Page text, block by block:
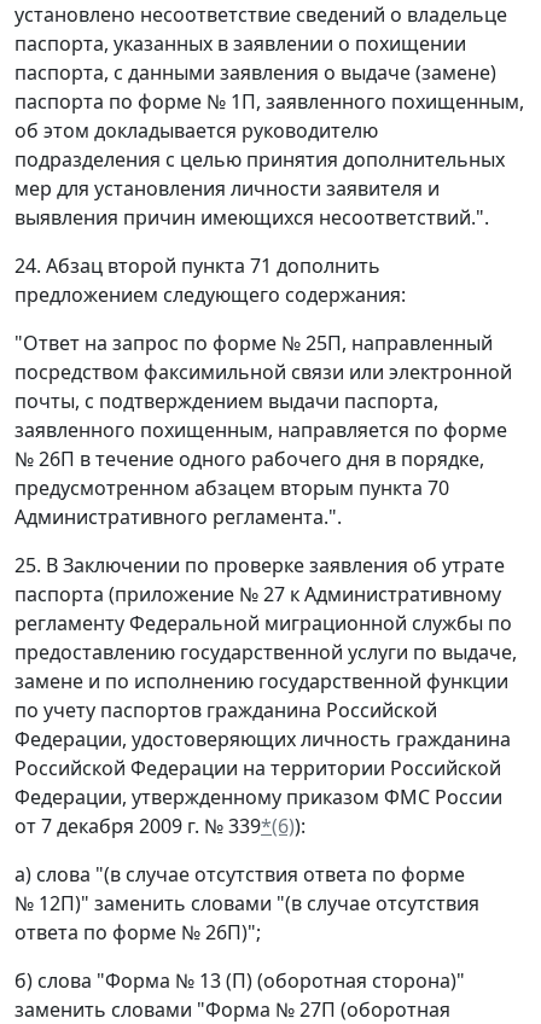
установлено несоответствие сведений о владельце
паспорта, указанных в заявлении о похищении
паспорта, с данными заявления о выдаче (замене)
паспорта по форме № 1П, заявленного похищенным,
об этом докладывается руководителю
подразделения с целью принятия дополнительных
мер для установления личности заявителя и
выявления причин имеющихся несоответствий.".
24. Абзац второй пункта 71 дополнить
предложением следующего содержания:
"Ответ на запрос по форме № 25П, направленный
посредством факсимильной связи или электронной
почты, с подтверждением выдачи паспорта,
заявленного похищенным, направляется по форме
№ 26П в течение одного рабочего дня в порядке,
предусмотренном абзацем вторым пункта 70
Административного регламента.".
25. В Заключении по проверке заявления об утрате
паспорта (приложение № 27 к Административному
регламенту Федеральной миграционной службы по
предоставлению государственной услуги по выдаче,
замене и по исполнению государственной функции
по учету паспортов гражданина Российской
Федерации, удостоверяющих личность гражданина
Российской Федерации на территории Российской
Федерации, утвержденному приказом ФМС России
от 7 декабря 2009 г. № 339*(6)):
а) слова "(в случае отсутствия ответа по форме
№ 12П)" заменить словами "(в случае отсутствия
ответа по форме № 26П)";
б) слова "Форма № 13 (П) (оборотная сторона)"
заменить словами "Форма № 27П (оборотная